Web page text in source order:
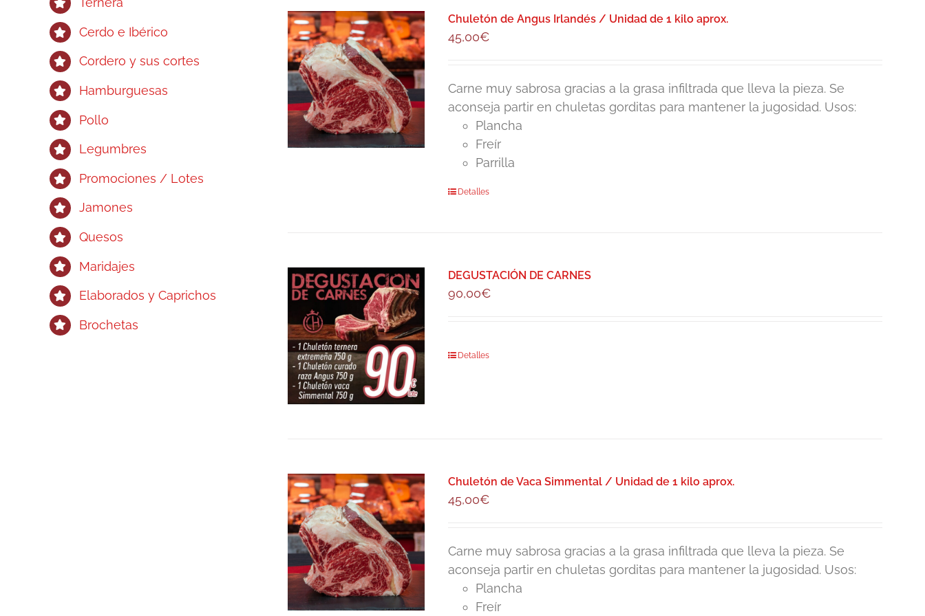
Chuletón de Angus Irlandés / Unidad de 1 kilo aprox.
45,00€
Carne muy sabrosa gracias a la grasa infiltrada que lleva la pieza. Se
aconseja partir en chuletas gorditas para mantener la jugosidad. Usos:
Plancha
Freír
Parrilla
Detalles
DEGUSTACIÓN DE CARNES
90,00€
Detalles
Chuletón de Vaca Simmental / Unidad de 1 kilo aprox.
45,00€
Carne muy sabrosa gracias a la grasa infiltrada que lleva la pieza. Se
aconseja partir en chuletas gorditas para mantener la jugosidad. Usos:
Plancha
Freír
Cerdo e Ibérico
Cordero y sus cortes
Hamburguesas
Pollo
Legumbres
Promociones / Lotes
Jamones
Quesos
Maridajes
Elaborados y Caprichos
Brochetas